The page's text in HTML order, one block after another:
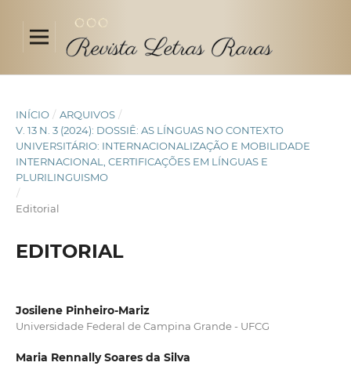
INÍCIO / ARQUIVOS /
V. 13 N. 3 (2024): DOSSIÊ: AS LÍNGUAS NO CONTEXTO
UNIVERSITÁRIO: INTERNACIONALIZAÇÃO E MOBILIDADE
INTERNACIONAL, CERTIFICAÇÕES EM LÍNGUAS E
PLURILINGUISMO
/
Editorial
EDITORIAL
Josilene Pinheiro-Mariz
Universidade Federal de Campina Grande - UFCG
Maria Rennally Soares da Silva